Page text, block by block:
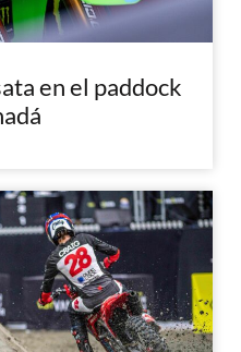
en el paddock